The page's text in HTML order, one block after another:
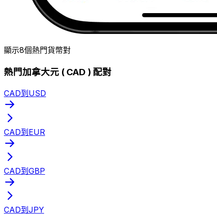
顯示8個熱門貨幣對
熱門加拿大元 ( CAD ) 配對
CAD到USD
CAD到EUR
CAD到GBP
CAD到JPY